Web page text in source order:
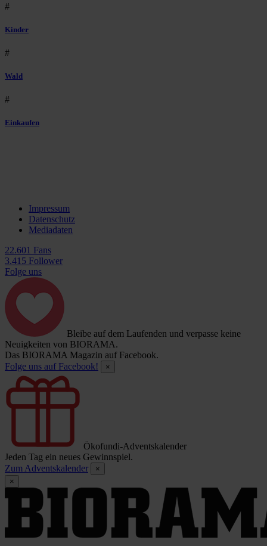
#
Kinder
#
Wald
#
Einkaufen
Impressum
Datenschutz
Mediadaten
22.601 Fans
3.415 Follower
Folge uns
Bleibe auf dem Laufenden und verpasse keine
Neuigkeiten von BIORAMA.
Das BIORAMA Magazin auf Facebook.
Folge uns auf Facebook!
×
Ökofundi-Adventskalender
Jeden Tag ein neues Gewinnspiel.
Zum Adventskalender
×
×